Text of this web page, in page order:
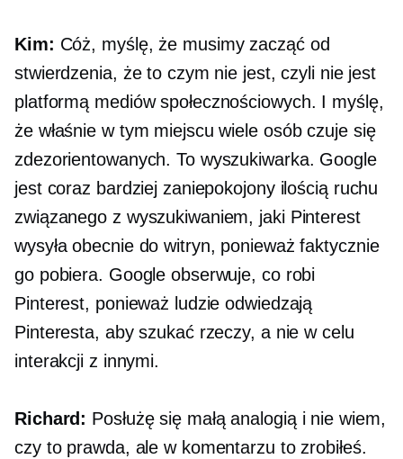
Kim: Cóż, myślę, że musimy zacząć od
stwierdzenia, że ​​to czym nie jest, czyli nie jest
platformą mediów społecznościowych. I myślę,
że właśnie w tym miejscu wiele osób czuje się
zdezorientowanych. To wyszukiwarka. Google
jest coraz bardziej zaniepokojony ilością ruchu
związanego z wyszukiwaniem, jaki Pinterest
wysyła obecnie do witryn, ponieważ faktycznie
go pobiera. Google obserwuje, co robi
Pinterest, ponieważ ludzie odwiedzają
Pinteresta, aby szukać rzeczy, a nie w celu
interakcji z innymi.
Richard: Posłużę się małą analogią i nie wiem,
czy to prawda, ale w komentarzu to zrobiłeś.